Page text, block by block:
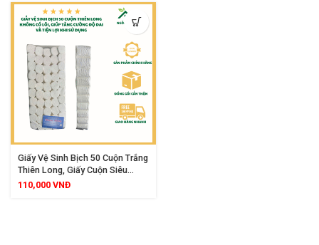
Giấy Vệ Sinh Bịch 50 Cuộn Trắng
Thiên Long, Giấy Cuộn Siêu
Mềm, Siêu Dai, Tiết Kiệm Cho
110,000 VNĐ